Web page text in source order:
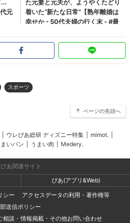
スポーツ
ページの先頭へ
ウレぴあ総研 ディズニー特集 mimot.
まいパン うまい肉 Medery.
ぴあ関連サイト
ぴあ(アプリ&Web)
シー
アクセスデータの利用・著作権等
送信ポリシー
相談・情報掲載・その他お問い合わせ